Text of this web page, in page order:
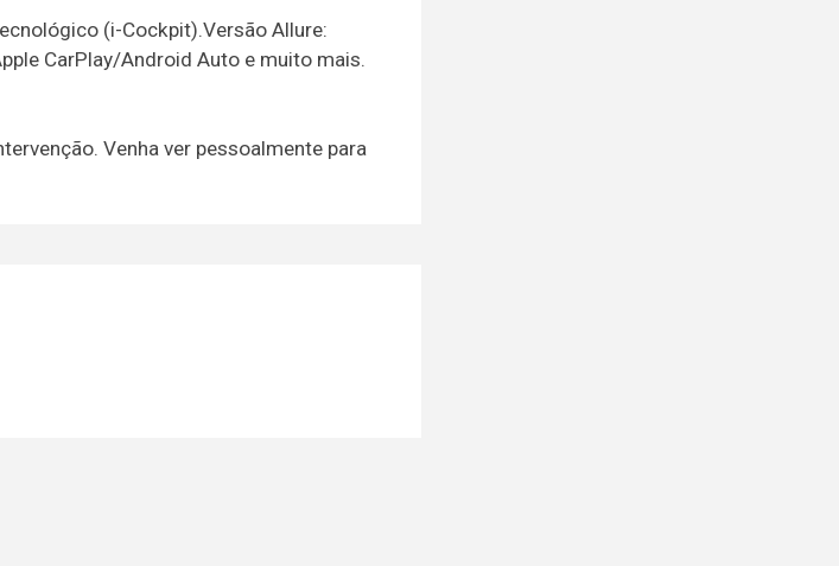
(i-Cockpit).Versão Allure:
CarPlay/Android Auto e muito mais.
Venha ver pessoalmente para